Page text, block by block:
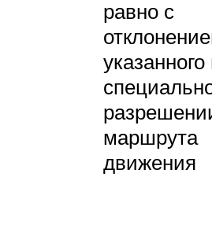
равно с
указанного
маршрута
движения